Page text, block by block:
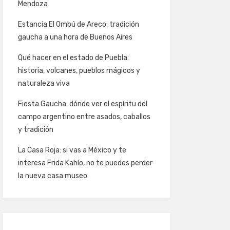
Mendoza
Estancia El Ombú de Areco: tradición
gaucha a una hora de Buenos Aires
Qué hacer en el estado de Puebla:
historia, volcanes, pueblos mágicos y
naturaleza viva
Fiesta Gaucha: dónde ver el espíritu del
campo argentino entre asados, caballos
y tradición
La Casa Roja: si vas a México y te
interesa Frida Kahlo, no te puedes perder
la nueva casa museo